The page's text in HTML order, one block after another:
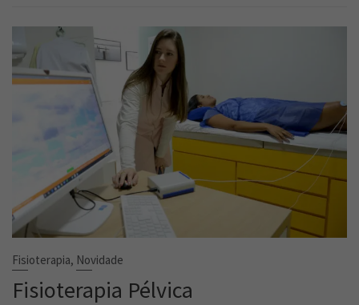
Fisioterapia, Novidade
Fisioterapia Pélvica